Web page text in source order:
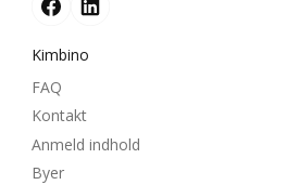
Kimbino
FAQ
Kontakt
Anmeld indhold
Byer